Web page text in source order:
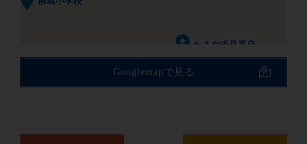
たまや浜見平店
たまや浜見平店
Googlemapで見る